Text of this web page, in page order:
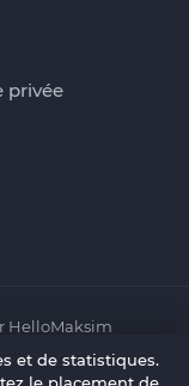
privée
HelloMaksim
et de statistiques.